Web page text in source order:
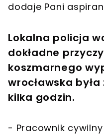
dodaje Pani
Lokalna policja
dokładne
koszmarnego
wrocławska
kilka godzin.
- Pracownik